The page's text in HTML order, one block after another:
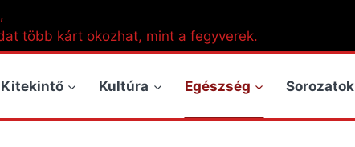
több kárt okozhat, mint a fegyverek.
Kitekintő Kultúra Egészség Sorozatok